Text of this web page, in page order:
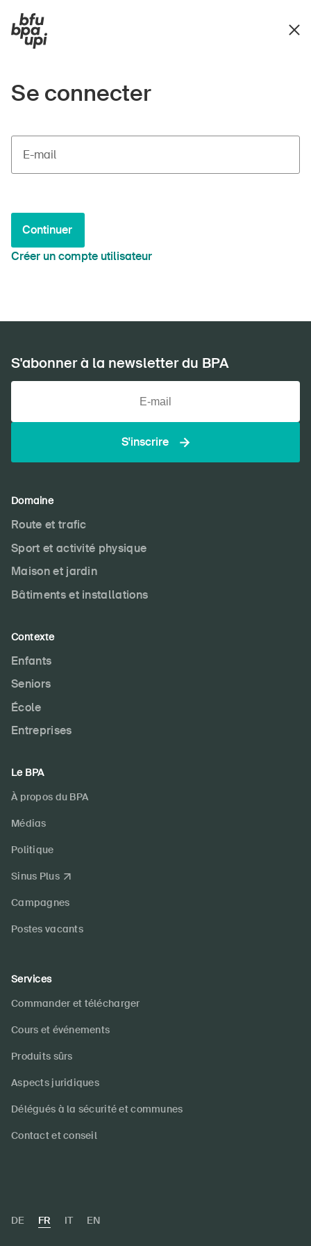
Se connecter
E-mail
Continuer
Créer un compte utilisateur
S'abonner à la newsletter du BPA
S'inscrire
Domaine
Route et trafic
Sport et activité physique
Maison et jardin
Bâtiments et installations
Contexte
Enfants
Seniors
École
Entreprises
Le BPA
À propos du BPA
Médias
Politique
Sinus Plus
Campagnes
Postes vacants
Services
Commander et télécharger
Cours et événements
Produits sûrs
Aspects juridiques
Délégués à la sécurité et communes
Contact et conseil
DE FR IT EN